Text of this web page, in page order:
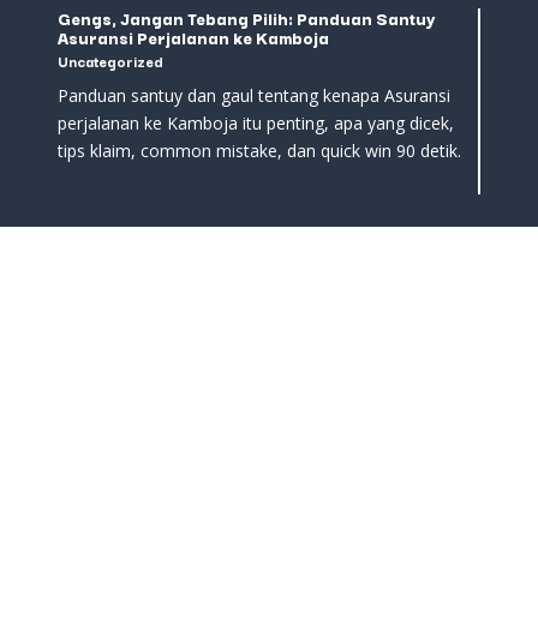
Gengs, Jangan Tebang Pilih: Panduan Santuy
Asuransi Perjalanan ke Kamboja
Uncategorized
Panduan santuy dan gaul tentang kenapa Asuransi
perjalanan ke Kamboja itu penting, apa yang dicek,
tips klaim, common mistake, dan quick win 90 detik.